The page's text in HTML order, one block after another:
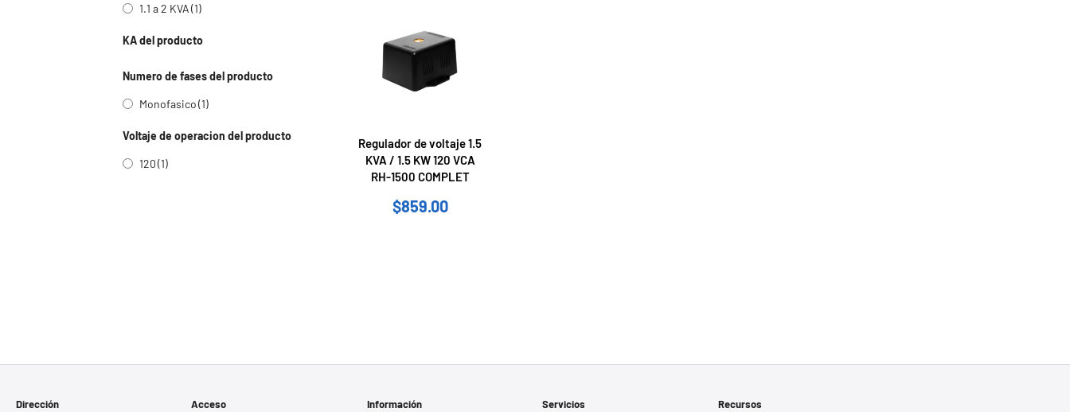
Regulador de voltaje 1.5
KVA / 1.5 KW 120 VCA
RH-1500 COMPLET
$859.00
1.1 a 2 KVA(1)
KA del producto
Numero de fases del producto
Monofasico(1)
Voltaje de operacion del producto
120(1)
Dirección Acceso Información Servicios Recursos